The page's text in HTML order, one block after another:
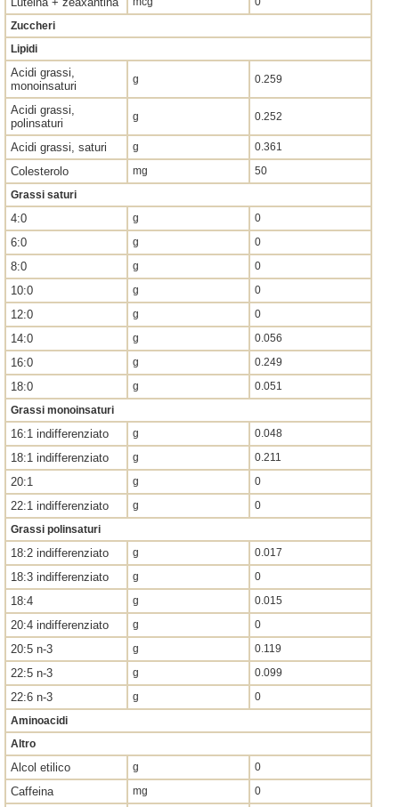
Zuccheri
Lipidi
Acidi grassi,
monoinsaturi
g 0.259
Acidi grassi,
polinsaturi
g 0.252
Acidi grassi, saturi g 0.361
Colesterolo mg
50
Grassi saturi
4:0 g 0
6:0 g 0
8:0 g 0
10:0 g 0
12:0 g 0
14:0 g 0.056
16:0 g 0.249
18:0 g
0.051
Grassi monoinsaturi
16:1 indifferenziato g 0.048
18:1 indifferenziato g 0.211
20:1 g 0
22:1 indifferenziato g
0
Grassi polinsaturi
18:2 indifferenziato g 0.017
18:3 indifferenziato g 0
18:4 g 0.015
20:4 indifferenziato g 0
20:5 n-3 g 0.119
22:5 n-3 g 0.099
22:6 n-3 g
0
Aminoacidi
Altro
Alcol etilico g 0
Caffeina mg 0